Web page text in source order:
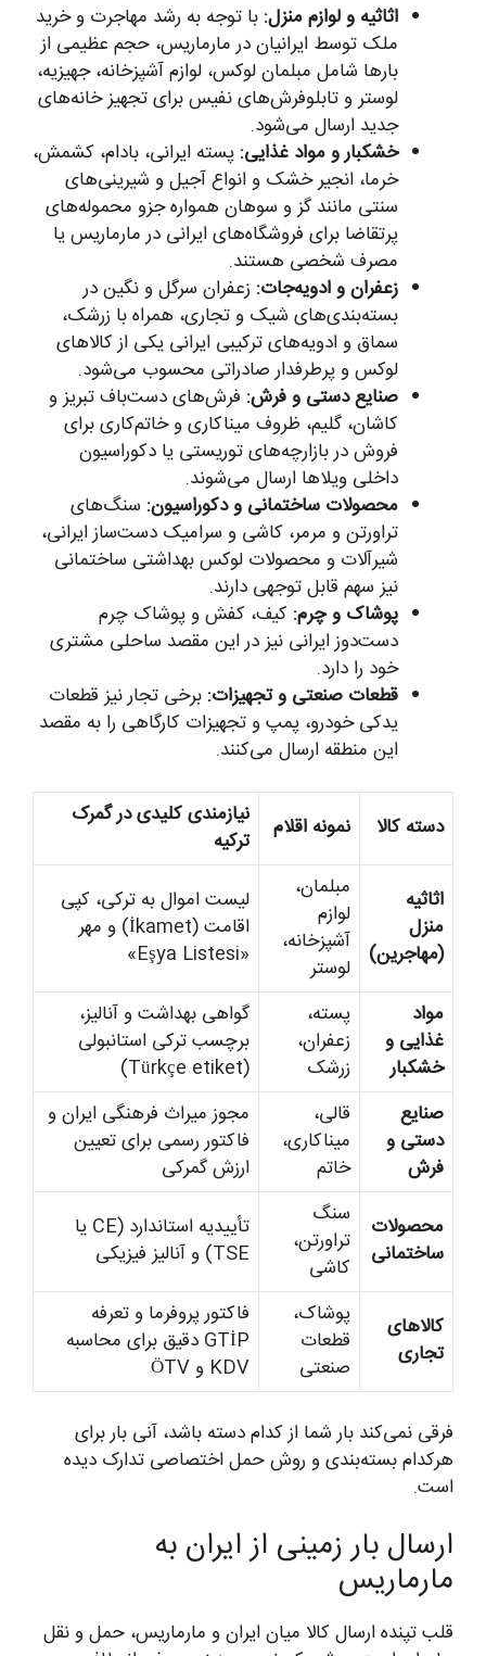
اثاثیه و لوازم منزل: با توجه به رشد مهاجرت و خرید
ملک توسط ایرانیان در مارماریس، حجم عظیمی از
بارها شامل مبلمان لوکس، لوازم آشپزخانه، جهیزیه،
لوستر و تابلوفرش‌های نفیس برای تجهیز خانه‌های
جدید ارسال می‌شود.
خشکبار و مواد غذایی: پسته ایرانی، بادام، کشمش،
خرما، انجیر خشک و انواع آجیل و شیرینی‌های
سنتی مانند گز و سوهان همواره جزو محموله‌های
پرتقاضا برای فروشگاه‌های ایرانی در مارماریس یا
مصرف شخصی هستند.
زعفران و ادویه‌جات: زعفران سرگل و نگین در
بسته‌بندی‌های شیک و تجاری، همراه با زرشک،
سماق و ادویه‌های ترکیبی ایرانی یکی از کالاهای
لوکس و پرطرفدار صادراتی محسوب می‌شود.
صنایع دستی و فرش: فرش‌های دست‌باف تبریز و
کاشان، گلیم، ظروف میناکاری و خاتم‌کاری برای
فروش در بازارچه‌های توریستی یا دکوراسیون
داخلی ویلاها ارسال می‌شوند.
محصولات ساختمانی و دکوراسیون: سنگ‌های
تراورتن و مرمر، کاشی و سرامیک دست‌ساز ایرانی،
شیرآلات و محصولات لوکس بهداشتی ساختمانی
نیز سهم قابل توجهی دارند.
پوشاک و چرم: کیف، کفش و پوشاک چرم
دست‌دوز ایرانی نیز در این مقصد ساحلی مشتری
خود را دارد.
قطعات صنعتی و تجهیزات: برخی تجار نیز قطعات
یدکی خودرو، پمپ و تجهیزات کارگاهی را به مقصد
این منطقه ارسال می‌کنند.
دسته کالا نمونه اقلام
نیازمندی کلیدی در گمرک
ترکیه
اثاثیه
منزل
(مهاجرین)
مبلمان،
لوازم
آشپزخانه،
لوستر
لیست اموال به ترکی، کپی
اقامت (İkamet) و مهر
«Eşya Listesi»
مواد
غذایی و
خشکبار
پسته،
زعفران،
زرشک
گواهی بهداشت و آنالیز،
برچسب ترکی استانبولی
(Türkçe etiket)
صنایع
دستی و
فرش
قالی،
میناکاری،
خاتم
مجوز میراث فرهنگی ایران و
فاکتور رسمی برای تعیین
ارزش گمرکی
محصولات
ساختمانی
سنگ
تراورتن،
کاشی
تأییدیه استاندارد (CE یا
TSE) و آنالیز فیزیکی
کالاهای
تجاری
پوشاک،
قطعات
صنعتی
فاکتور پروفرما و تعرفه
GTİP دقیق برای محاسبه
KDV و ÖTV
فرقی نمی‌کند بار شما از کدام دسته باشد، آنی بار برای
هرکدام بسته‌بندی و روش حمل اختصاصی تدارک دیده
است.
ارسال بار زمینی از ایران به
مارماریس
قلب تپنده ارسال کالا میان ایران و مارماریس، حمل و نقل